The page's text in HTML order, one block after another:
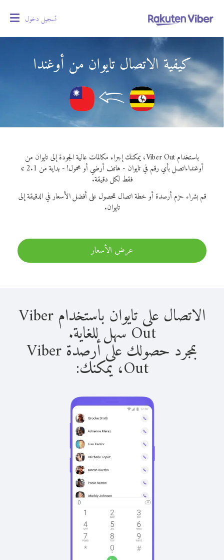
تسجيل دخول
كيفية الاتصال تايوان من أوغندا
باستخدام Viber Out، يمكنك إجراء مكالمات عالية الجودة إلى تايوان من
أوغندا.
اتصل بأي رقم في تايوان - هاتف أرضي أو محمول! - بداية من 2.1 ¢
فقط لكل دقيقة.
قم بشراء حزم أرصدة أو خطة اتصال للحصول على أفضل الأسعار في الدقيقة إلى
تايوان.
عرض الأسعار
الاتصال على تايوان باستخدام Viber
Out سهل للغاية.
بمجرد حصولك على أرصدة Viber
Out، يمكنك: